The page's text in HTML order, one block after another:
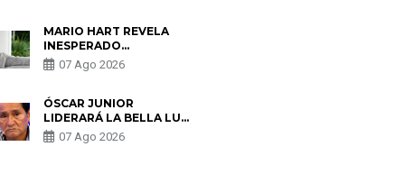
MARIO HART REVELA
INESPERADO
PROBLEMA DE SALUD
ANTES DE SEPARARSE
ENCONTRARON UN
TUMOR”
07 Ago 2026
ÓSCAR JUNIOR
LIDERARÁ LA BELLA LUZ
TRAS SALIDA DE SU
PADRE POR POLÉMICA
07 Ago 2026